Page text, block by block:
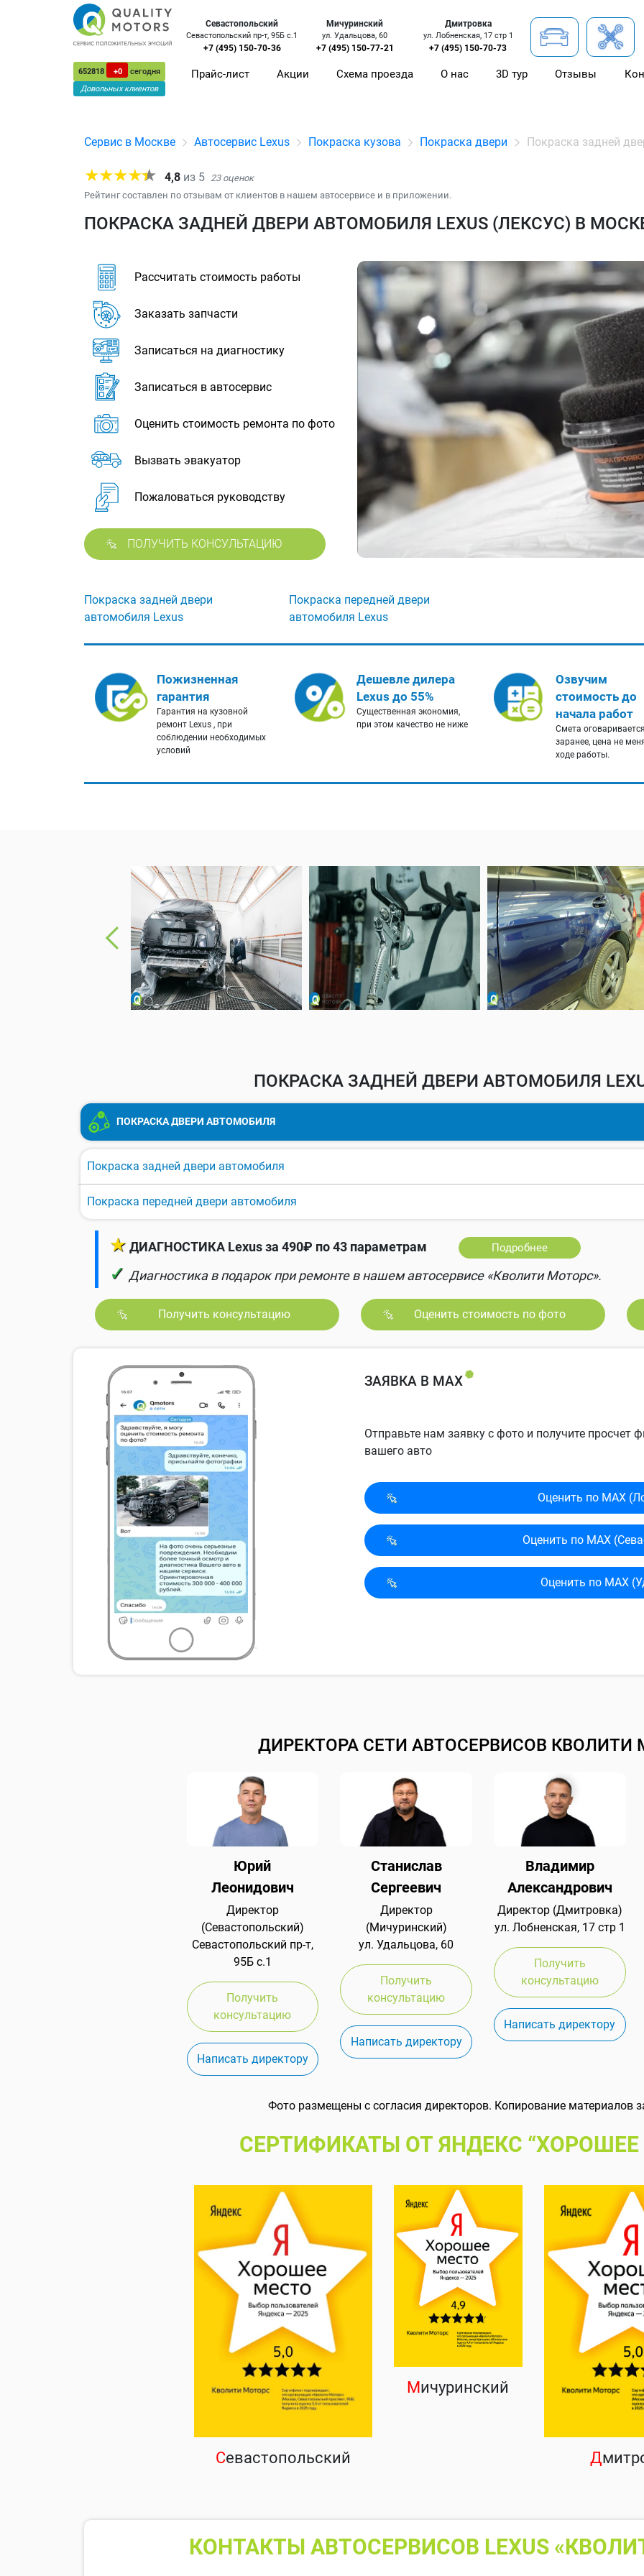
652818 +0
сегодня
Довольных клиентов
Севастопольский
Севастопольский пр-т, 95Б с.1
+7 (495) 150-70-36
Мичуринский
ул. Удальцова, 60
+7 (495) 150-77-21
Дмитровка
ул. Лобненская, 17 стр 1
+7 (495) 150-70-73
Прайс-лист Акции Схема проезда О нас 3D тур Отзывы
Сервис в Москве Автосервис Lexus Покраска кузова Покраска двери Покраска задней
4,8 из 5 23оценок
Рейтинг составлен по отзывам от клиентов в нашем автосервисе и в приложении.
ПОКРАСКА ЗАДНЕЙ ДВЕРИ АВТОМОБИЛЯ LEXUS (ЛЕКСУС) В
Рассчитать стоимость работы
Заказать запчасти
Записаться на диагностику
Записаться в автосервис
Оценить стоимость ремонта по фото
Вызвать эвакуатор
Пожаловаться руководству
ПОЛУЧИТЬ КОНСУЛЬТАЦИЮ
Покраска задней двери
автомобиля Lexus
Покраска передней двери
автомобиля Lexus
Пожизненная
гарантия
Гарантия на кузовной
ремонт Lexus , при
соблюдении необходимых
условий
Дешевле дилера
Lexus до 55%
Существенная экономия,
при этом качество не ниже
Озвучим
стоимость до
начала работ
Смета оговаривается
заранее, цена не
ходе работы.
ПОКРАСКА ЗАДНЕЙ ДВЕРИ АВТОМОБИЛЯ
ПОКРАСКА ДВЕРИ АВТОМОБИЛЯ
Покраска задней двери автомобиля
Покраска передней двери автомобиля
★ ДИАГНОСТИКА Lexus за 490₽ по 43 параметрам Подробнее
✓ Диагностика в подарок при ремонте в нашем автосервисе «Кволити Моторс».
Получить консультацию Оценить стоимость по фото
ЗАЯВКА В MAX
Отправьте нам заявку с фото и получите просчет
вашего авто
Оценить по MAX
Оценить по MAX
Оценить по MAX
ДИРЕКТОРА СЕТИ АВТОСЕРВИСОВ КВОЛИТИ
Юрий
Леонидович
Директор
(Севастопольский)
Севастопольский пр-т,
95Б с.1
Получить
консультацию
Написать директору
Станислав
Сергеевич
Директор
(Мичуринский)
ул. Удальцова, 60
Получить
консультацию
Написать директору
Владимир
Александрович
Директор (Дмитровка)
ул. Лобненская, 17 стр 1
Получить
консультацию
Написать директору
Фото размещены с согласия директоров. Копирование материалов
СЕРТИФИКАТЫ ОТ ЯНДЕКС “ХОРОШЕЕ
Севастопольский
Мичуринский
Д
КОНТАКТЫ АВТОСЕРВИСОВ LEXUS